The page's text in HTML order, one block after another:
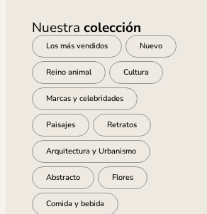
Nuestra colección
Los más vendidos Nuevo
Reino animal Cultura
Marcas y celebridades
Paisajes Retratos
Arquitectura y Urbanismo
Abstracto Flores
Comida y bebida